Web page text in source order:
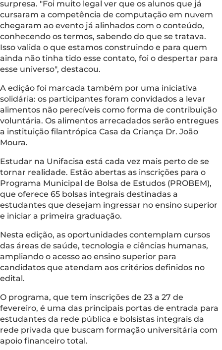
surpresa. "Foi muito legal ver que os alunos que já
cursaram a competência de computação em nuvem
chegaram ao evento já alinhados com o conteúdo,
conhecendo os termos, sabendo do que se tratava.
Isso valida o que estamos construindo e para quem
ainda não tinha tido esse contato, foi o despertar para
esse universo", destacou.
A edição foi marcada também por uma iniciativa
solidária: os participantes foram convidados a levar
alimentos não perecíveis como forma de contribuição
voluntária. Os alimentos arrecadados serão entregues
a instituição filantrópica Casa da Criança Dr. João
Moura.
Estudar na Unifacisa está cada vez mais perto de se
tornar realidade. Estão abertas as inscrições para o
Programa Municipal de Bolsa de Estudos (PROBEM),
que oferece 65 bolsas integrais destinadas a
estudantes que desejam ingressar no ensino superior
e iniciar a primeira graduação.
Nesta edição, as oportunidades contemplam cursos
das áreas de saúde, tecnologia e ciências humanas,
ampliando o acesso ao ensino superior para
candidatos que atendam aos critérios definidos no
edital.
O programa, que tem inscrições de 23 a 27 de
fevereiro, é uma das principais portas de entrada para
estudantes da rede pública e bolsistas integrais da
rede privada que buscam formação universitária com
apoio financeiro total.